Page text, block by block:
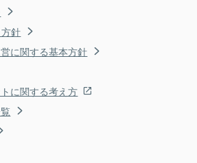
針
に関する基本方針
に関する考え方